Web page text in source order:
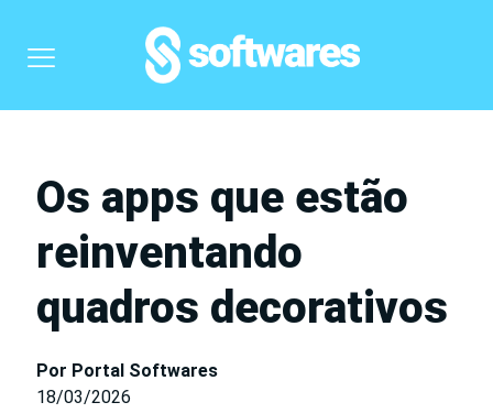
Os apps que estão
reinventando
quadros decorativos
Por Portal Softwares
18/03/2026